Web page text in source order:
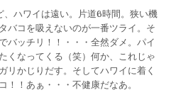
ハワイは遠い。片道6時間。狭い機
バコを吸えないのが一番ツライ。そ
バッチリ！！・・・全然ダメ。パイ
くなってくる（笑）何か、これじゃ
リかじりだす。そしてハワイに着く
！！あぁ・・・不健康だなあ。